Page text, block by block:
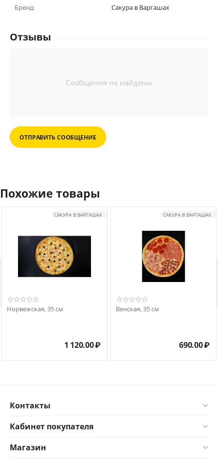
Бренд: Сакура в Варгашах
Отзывы
Сообщения не найдены
ОТПРАВИТЬ СООБЩЕНИЕ
Похожие товары
САКУРА В ВАРГАШАХ
Норвежская, 35 см
1 120.00₽
САКУРА В ВАРГАШАХ
Венская, 35 см
690.00₽
Контакты
Кабинет покупателя
Магазин